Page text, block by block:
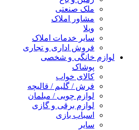
ملک صنعتی
مشاور املاک
ویلا
سایر خدمات املاک
فروش اداری و تجاری
لوازم خانگی و شخصی
پوشاک
کالای خواب
فرش / گلیم / قالیچه
لوازم چوبی / مبلمان
لوازم برقی و گازی
اسباب بازی
سایر